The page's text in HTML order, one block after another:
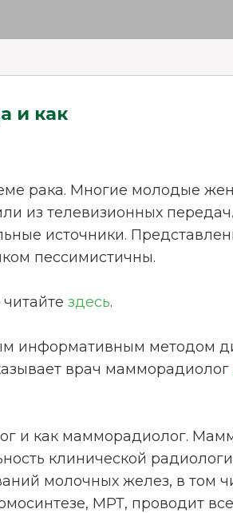
и как
рака. Многие молодые
из телевизионных
источники.
пессимистичны.
здесь.
информативным методом
врач мамморадиолог
и как мамморадиолог.
клинической
молочных желез, в том
МРТ, проводит